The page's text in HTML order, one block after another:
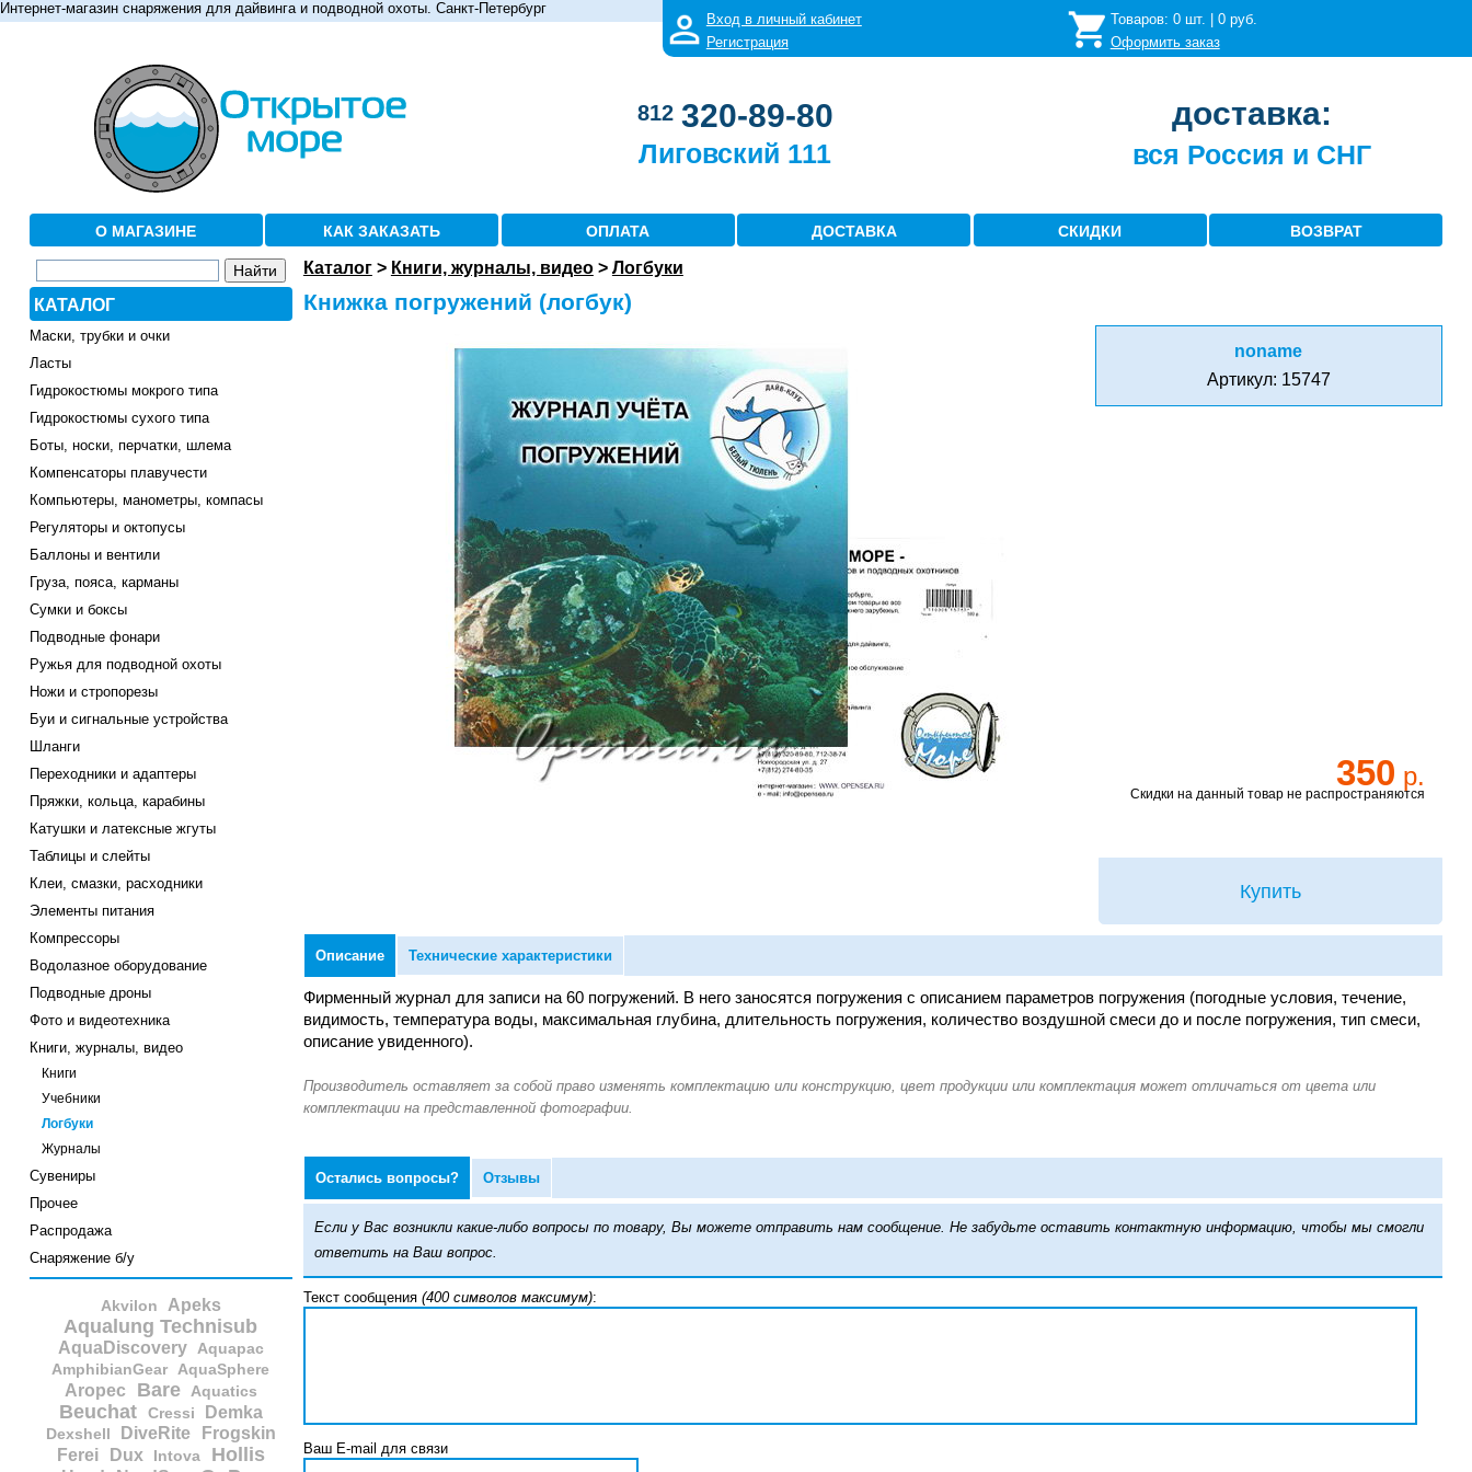
Интернет-магазин снаряжения для дайвинга и подводной охоты. Санкт-Петербург
Вход в личный кабинет
Регистрация
Товаров: 0шт. | 0руб.
Оформить заказ
812 320-89-80
Лиговский 111
доставка:
вся Россия и СНГ
О МАГАЗИНЕ КАК ЗАКАЗАТЬ ОПЛАТА ДОСТАВКА СКИДКИ ВОЗВРАТ
КАТАЛОГ
Маски, трубки и очки
Ласты
Гидрокостюмы мокрого типа
Гидрокостюмы сухого типа
Боты, носки, перчатки, шлема
Компенсаторы плавучести
Компьютеры, манометры, компасы
Регуляторы и октопусы
Баллоны и вентили
Груза, пояса, карманы
Сумки и боксы
Подводные фонари
Ружья для подводной охоты
Ножи и стропорезы
Буи и сигнальные устройства
Шланги
Переходники и адаптеры
Пряжки, кольца, карабины
Катушки и латексные жгуты
Таблицы и слейты
Клеи, смазки, расходники
Элементы питания
Компрессоры
Водолазное оборудование
Подводные дроны
Фото и видеотехника
Книги, журналы, видео
Книги
Учебники
Логбуки
Журналы
Сувениры
Прочее
Распродажа
Снаряжение б/у
Akvilon Apeks
Aqualung Technisub
AquaDiscovery Aquapac
AmphibianGear AquaSphere
Aropec Bare Aquatics
Beuchat Cressi Demka
Dexshell DiveRite
Frogskin
Ferei
Dux Intova Hollis
Каталог> Книги, журналы, видео> Логбуки
Книжка погружений (логбук)
noname
Артикул: 15747
350 р.
Скидки на данный товар не распространяются
Купить
Описание Технические характеристики
Фирменный журнал для записи на 60 погружений. В него заносятся погружения с описанием параметров погружения (погодные условия, течение,
видимость, температура воды, максимальная глубина, длительность погружения, количество воздушной смеси до и после погружения, тип смеси,
описание увиденного).
Остались вопросы? Отзывы
Если у Вас возникли какие-либо вопросы по товару, Вы можете отправить нам сообщение. Не забудьте оставить контактную информацию, чтобы мы смогли
ответить на Ваш вопрос.
Текст сообщения (400 символов максимум):
Ваш E-mail для связи